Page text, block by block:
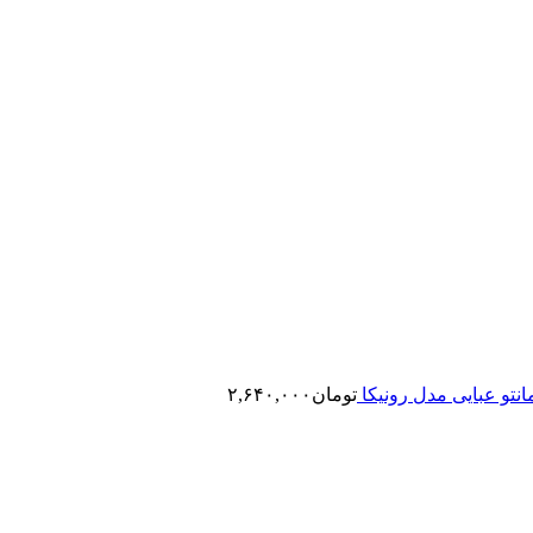
عبایی مدل رونیکا تومان ۲,۶۴۰,۰۰۰